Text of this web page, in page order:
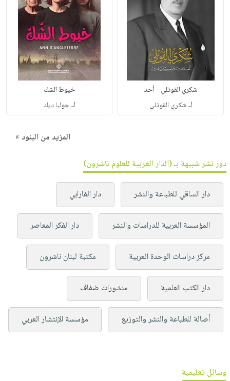
شكري القوتلي – أحد
لـشكري القوتلي
خيوط الشك
لـجوليا ديك
المزيد من البنود »
دور نشر شبيهة بـ (الدار العربية للعلوم ناشرون)
دار الساقي للطباعة والنشر دار الفارابي
المؤسسة العربية للدراسات والنشر دار الفكر المعاصر
مركز دراسات الوحدة العربية مكتبة لبنان ناشرون
دار الكتب العلمية منشورات ضفاف
أصالة للطباعة والنشر والتوزيع مؤسسة الإنتشار العربي
وسائل تعليمية